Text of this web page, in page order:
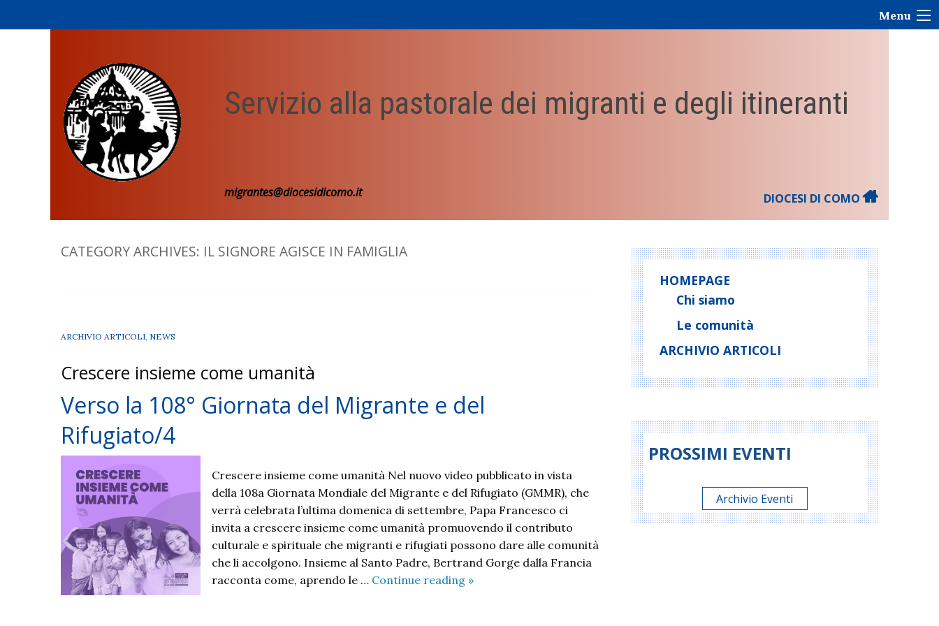
Menu
Servizio alla pastorale dei migranti e degli itineranti
migrantes@diocesidicomo.it DIOCESI DI COMO
CATEGORY ARCHIVES: IL SIGNORE AGISCE IN FAMIGLIA
ARCHIVIO ARTICOLI NEWS
Crescere insieme come umanità
Verso la 108° Giornata del Migrante e del
Rifugiato/4
Crescere insieme come umanità Nel nuovo video pubblicato in vista
della 108a Giornata Mondiale del Migrante e del Rifugiato (GMMR), che
verrà celebrata l’ultima domenica di settembre, Papa Francesco ci
invita a crescere insieme come umanità promuovendo il contributo
culturale e spirituale che migranti e rifugiati possono dare alle comunità
che li accolgono. Insieme al Santo Padre, Bertrand Gorge dalla Francia
racconta come, aprendo le … Continue reading Verso
»
HOMEPAGE
Chi siamo
Le comunità
ARCHIVIO ARTICOLI
PROSSIMI EVENTI
Archivio Eventi